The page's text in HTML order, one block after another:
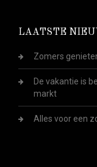
LAATSTE
Zomers
De vakantie is
markt
Alles voor een